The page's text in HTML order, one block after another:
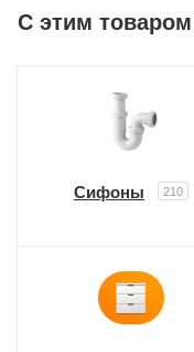
C этим
Сифоны 210